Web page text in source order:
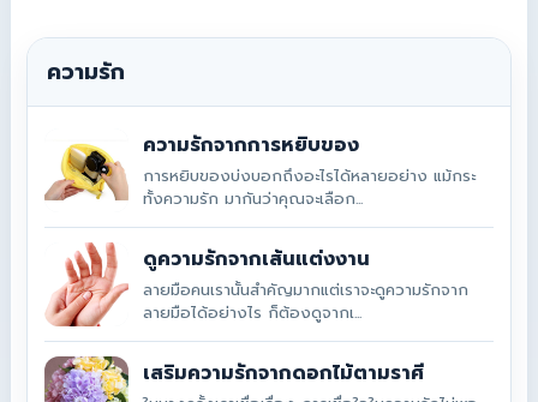
ความรัก
ความรักจากการหยิบของ
การหยิบของบ่งบอกถึงอะไรได้หลายอย่าง แม้กระ
ทั้งความรัก มากันว่าคุณจะเลือก...
ดูความรักจากเส้นแต่งงาน
ลายมือคนเรานั้นสำคัญมากแต่เราจะดูความรักจาก
ลายมือได้อย่างไร ก็ต้องดูจากเ...
เสริมความรักจากดอกไม้ตามราศี